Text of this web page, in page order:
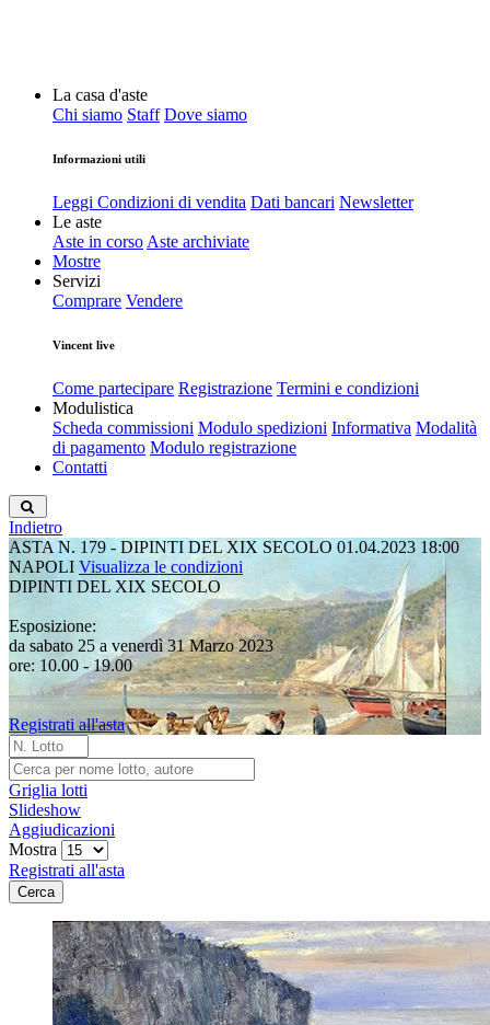
La casa d'aste
Chi siamo Staff Dove siamo
Informazioni utili
Leggi Condizioni di vendita Dati bancari Newsletter
Le aste
Aste in corso Aste archiviate
Mostre
Servizi
Comprare Vendere
Vincent live
Come partecipare Registrazione Termini e condizioni
Modulistica
Scheda commissioni Modulo spedizioni Informativa Modalità
di pagamento Modulo registrazione
Contatti
Indietro
ASTA N. 179 - DIPINTI DEL XIX SECOLO 01.04.2023 18:00
NAPOLI Visualizza le condizioni
DIPINTI DEL XIX SECOLO
Esposizione:
da sabato 25 a venerdì 31 Marzo 2023
ore: 10.00 - 19.00
Registrati all'asta
Griglia lotti
Slideshow
Aggiudicazioni
Mostra
Registrati all'asta